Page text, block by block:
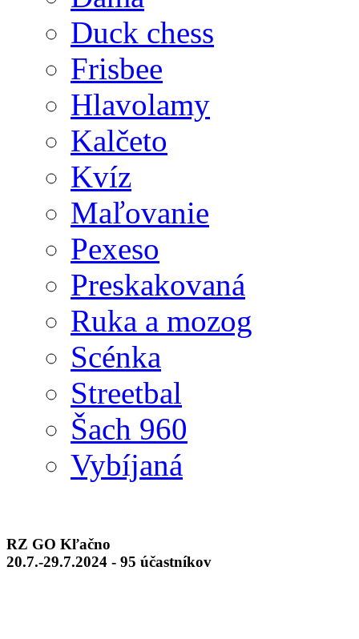
Duck chess
Frisbee
Hlavolamy
Kalčeto
Kvíz
Maľovanie
Pexeso
Preskakovaná
Ruka a mozog
Scénka
Streetbal
Šach 960
Vybíjaná
RZ GO Kľačno
20.7.-29.7.2024 - 95 účastníkov